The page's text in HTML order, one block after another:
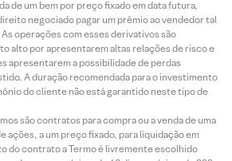
de um bem por preço fixado em data futura,
negociado pagar um prêmio ao vendedor tal
operações com esses derivativos são
alto por apresentarem altas relações de risco e
apresentarem a possibilidade de perdas
A duração recomendada para o investimento
do cliente não está garantido neste tipo de
são contratos para compra ou a venda de uma
ações, a um preço fixado, para liquidação em
do contrato a Termo é livremente escolhido